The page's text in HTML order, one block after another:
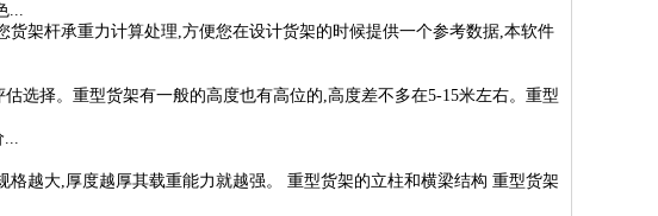
...
架杆承重力计算处理,方便您在设计货架的时候提供一个参考数据,本软件
选择。重型货架有一般的高度也有高位的,高度差不多在5-15米左右。重型
...
越大,厚度越厚其载重能力就越强。 重型货架的立柱和横梁结构 重型货架